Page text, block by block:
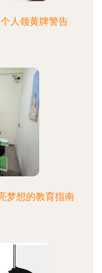
人领黄牌警告
梦想的教育指南